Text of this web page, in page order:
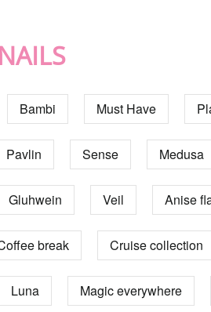
Bambi Must Have
Pavlin Sense Medusa
Gluhwein Veil Anise
break Cruise collection
Luna Magic everywhere